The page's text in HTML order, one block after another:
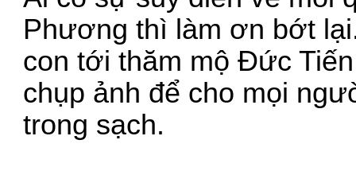
Phương thì làm ơn bớt
con tới thăm mộ Đức
chụp ảnh để cho mọi
trong sạch.